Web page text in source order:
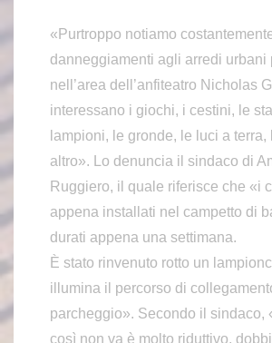
«Purtroppo notiamo
danneggiamenti agli arredi urbani
nell’area dell’anfiteatro Nicholas
interessano i giochi, i cestini, le
lampioni, le gronde, le luci a terra,
altro». Lo denuncia il sindaco di
Ruggiero, il quale riferisce che «i
appena installati nel campetto di
durati appena una settimana.
È stato rinvenuto rotto un
illumina il percorso di
parcheggio». Secondo il sindaco,
così non va è molto riduttivo,